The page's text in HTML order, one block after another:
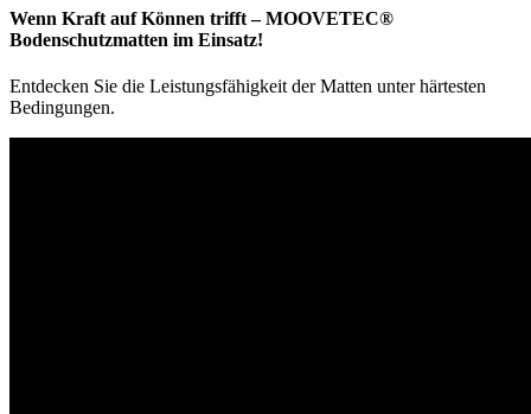
Wenn Kraft auf Können trifft – MOOVETEC®
Bodenschutzmatten im Einsatz!
Entdecken Sie die Leistungsfähigkeit der Matten unter härtesten
Bedingungen.